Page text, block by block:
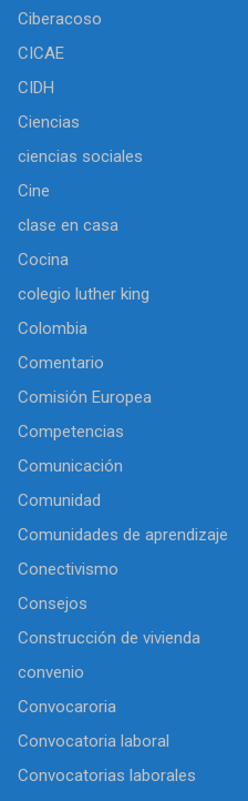
Ciberacoso
CICAE
CIDH
Ciencias
ciencias sociales
Cine
clase en casa
Cocina
colegio luther king
Colombia
Comentario
Comisión Europea
Competencias
Comunicación
Comunidad
Comunidades de aprendizaje
Conectivismo
Consejos
Construcción de vivienda
convenio
Convocaroria
Convocatoria laboral
Convocatorias laborales